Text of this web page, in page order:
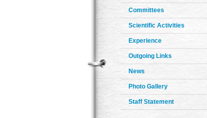
Committees
Scientific Activities
Experience
Outgoing Links
News
Photo Gallery
Staff Statement